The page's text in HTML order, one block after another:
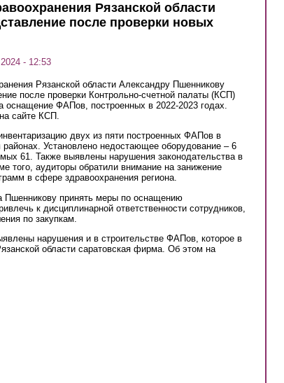
Рязанской области
после проверки новых
- 12:53
Рязанской области Александру Пшенникову
после проверки Контрольно-счетной палаты (КСП)
оснащение ФАПов, построенных в 2022-2023 годах.
сайте КСП.
двух из пяти построенных ФАПов в
Установлено недостающее оборудование – 6
61. Также выявлены нарушения законодательства в
того, аудиторы обратили внимание на занижение
в сфере здравоохранения региона.
Пшенникову принять меры по оснащению
к дисциплинарной ответственности сотрудников,
по закупкам.
нарушения и в строительстве ФАПов, которое в
области саратовская фирма. Об этом на